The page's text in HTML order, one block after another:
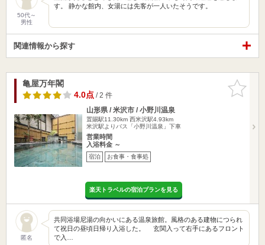
50代～
男性
す。 静かな館内、女湯には先客が一人いたそうです。
関連情報から探す
お気に入
りに追加
亀屋万年閣
4.0点/ 2 件
山形県 / 米沢市 / 小野川温泉
置賜駅11.30km 西米沢駅4.93km
米沢駅よりバス「小野川温泉」下車
営業時間
入浴料金 ～
宿泊 お食事・食事処
楽天トラベルの宿泊プランを見る
匿名
共同浴場尼湯の向かいにある温泉旅館。風格のある建物につられ
て祝日の昼頃日帰り入浴した。 玄関入って右手にあるフロント
で入…